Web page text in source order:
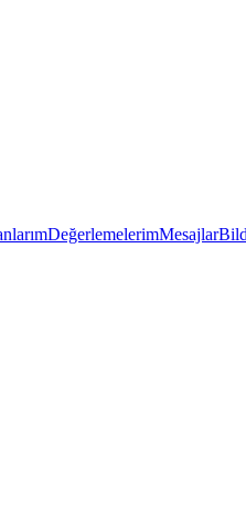
DeğerlemelerimMesajlar